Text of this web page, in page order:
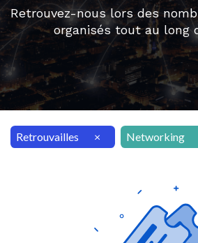
Retrouvez-nous lors des
organisés tout au long
Retrouvailles × Networking